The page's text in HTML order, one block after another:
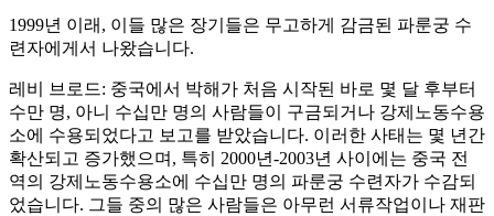
1999년 이래, 이들 많은 장기들은 무고하게 감금된 파룬궁 수
련자에게서 나왔습니다.
레비 브로드: 중국에서 박해가 처음 시작된 바로 몇 달 후부터
수만 명, 아니 수십만 명의 사람들이 구금되거나 강제노동수용
소에 수용되었다고 보고를 받았습니다. 이러한 사태는 몇 년간
확산되고 증가했으며, 특히 2000년-2003년 사이에는 중국 전
역의 강제노동수용소에 수십만 명의 파룬궁 수련자가 수감되
었습니다. 그들 중의 많은 사람들은 아무런 서류작업이나 재판